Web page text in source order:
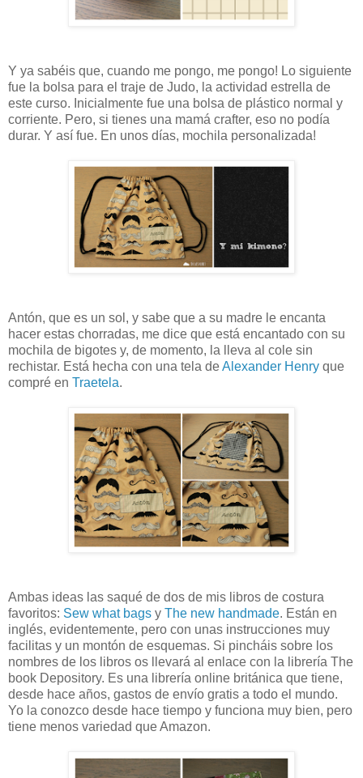
Y ya sabéis que, cuando me pongo, me pongo! Lo siguiente
fue la bolsa para el traje de Judo, la actividad estrella de
este curso. Inicialmente fue una bolsa de plástico normal y
corriente. Pero, si tienes una mamá crafter, eso no podía
durar. Y así fue. En unos días, mochila personalizada!
Antón, que es un sol, y sabe que a su madre le encanta
hacer estas chorradas, me dice que está encantado con su
mochila de bigotes y, de momento, la lleva al cole sin
rechistar. Está hecha con una tela deAlexander Henry que
compré en Traetela.
Ambas ideas las saqué de dos de mis libros de costura
favoritos: Sew what bags y The new handmade. Están en
inglés, evidentemente, pero con unas instrucciones muy
facilitas y un montón de esquemas. Si pincháis sobre los
nombres de los libros os llevará al enlace con la librería The
book Depository. Es una librería online británica que tiene,
desde hace años, gastos de envío gratis a todo el mundo.
Yo la conozco desde hace tiempo y funciona muy bien, pero
tiene menos variedad que Amazon.